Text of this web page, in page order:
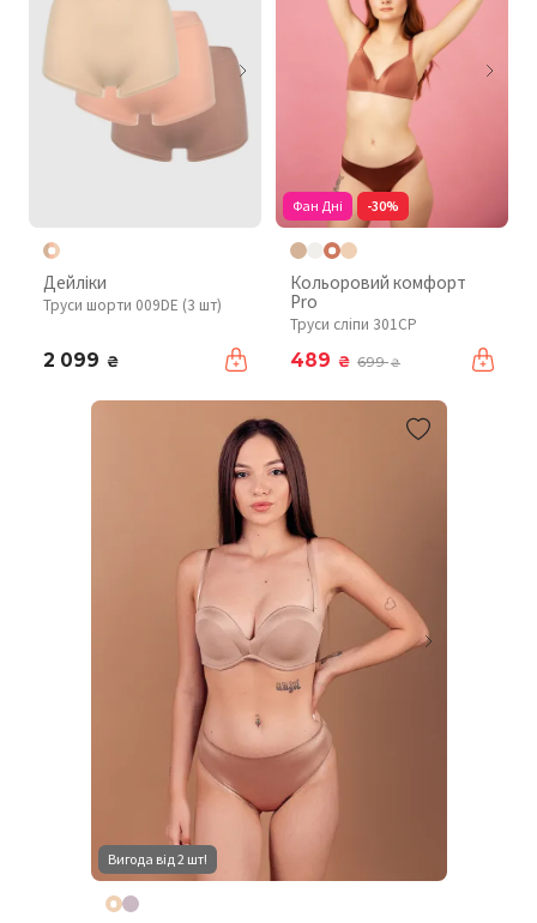
Дейліки
Труси шорти 009DE (3 шт)
2 099 ₴
Фан Дні -30%
Кольоровий комфорт
Pro
Труси сліпи 301CP
489 ₴ 699₴
Вигода від 2 шт!